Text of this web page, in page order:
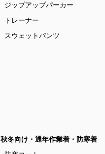
ジップアップパーカー
トレーナー
スウェットパンツ
秋冬向け・通年作業着・防寒着